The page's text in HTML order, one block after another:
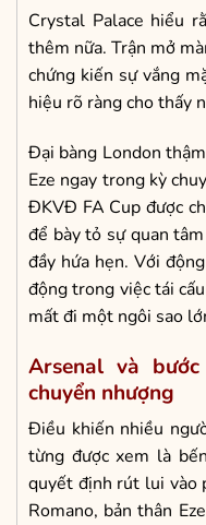
Crystal Palace hiểu
thêm nữa. Trận mở
chứng kiến sự vắng
hiệu rõ ràng cho thấy
Đại bàng London
Eze ngay trong kỳ
ĐKVĐ FA Cup được
để bày tỏ sự quan
đầy hứa hẹn. Với
động trong việc tái
mất đi một ngôi sao
Arsenal và
chuyển nhượng
Điều khiến nhiều
từng được xem là
quyết định rút lui vào
Romano, bản thân